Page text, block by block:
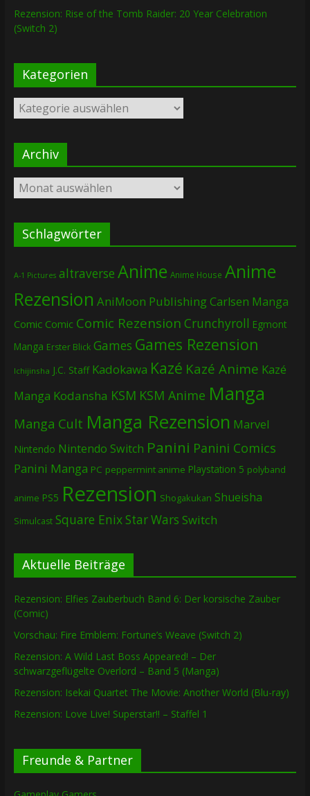
Rezension: Rise of the Tomb Raider: 20 Year Celebration
(Switch 2)
Kategorien
Kategorien
Archiv
Archiv
Schlagwörter
A-1 Pictures altraverse Anime Anime House Anime
Rezension AniMoon PublishingCarlsen Manga
Comic Comic Comic Rezension Crunchyroll Egmont
Manga Erster Blick Games Games Rezension
Ichijinsha J.C. Staff Kadokawa Kazé Kazé Anime Kazé
Manga Kodansha KSM KSM Anime Manga
Manga Cult Manga Rezension Marvel
Nintendo Nintendo Switch Panini Panini Comics
Panini Manga PC peppermint anime Playstation 5 polyband
anime PS5 Rezension Shogakukan Shueisha
Simulcast Square EnixStar Wars Switch
Aktuelle Beiträge
Rezension: Elfies Zauberbuch Band 6: Der korsische Zauber
(Comic)
Vorschau: Fire Emblem: Fortune’s Weave (Switch 2)
Rezension: A Wild Last Boss Appeared! – Der
schwarzgeflügelte Overlord – Band 5 (Manga)
Rezension: Isekai Quartet The Movie: Another World (Blu-ray)
Rezension: Love Live! Superstar!! – Staffel 1
Freunde & Partner